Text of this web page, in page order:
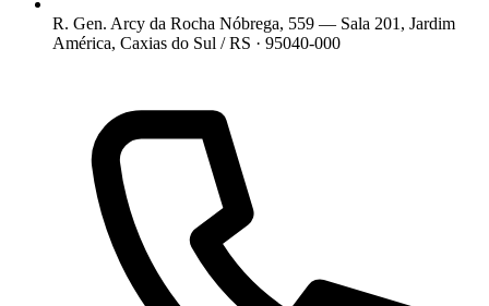
R. Gen. Arcy da Rocha Nóbrega, 559 — Sala 201, Jardim
América, Caxias do Sul / RS · 95040-000